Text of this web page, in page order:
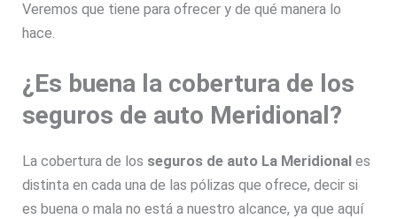
Veremos que tiene para ofrecer y de qué manera lo
hace.
¿Es buena la cobertura de los
seguros de auto Meridional?
La cobertura de los seguros de auto La Meridional es
distinta en cada una de las pólizas que ofrece, decir si
es buena o mala no está a nuestro alcance, ya que aquí